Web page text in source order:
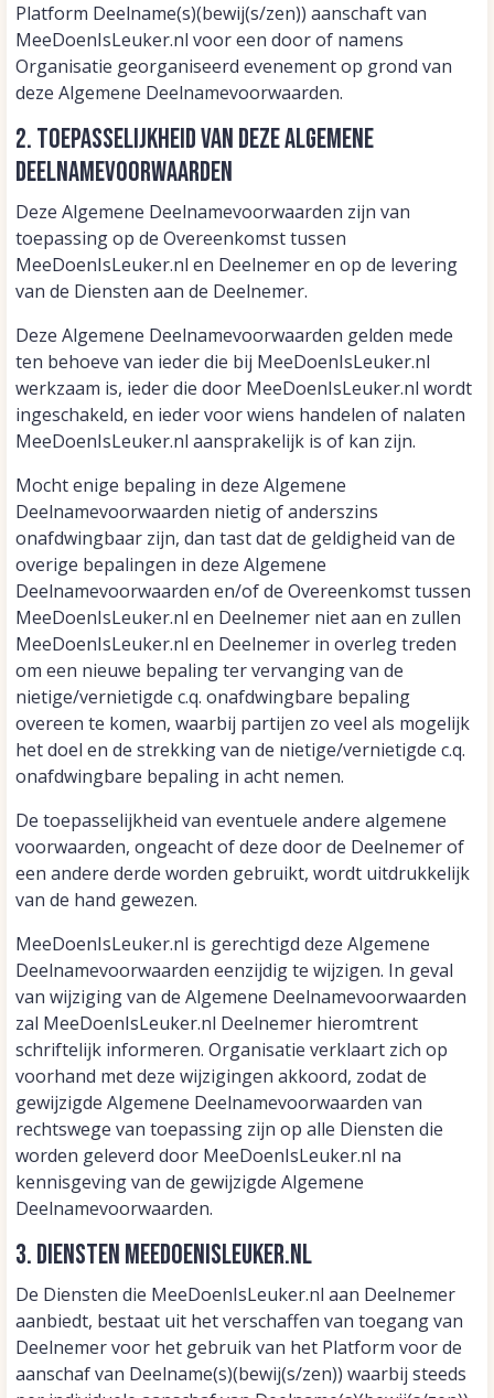
Platform Deelname(s)(bewij(s/zen)) aanschaft van
MeeDoenIsLeuker.nl voor een door of namens
Organisatie georganiseerd evenement op grond van
deze Algemene Deelnamevoorwaarden.
2. Toepasselijkheid van deze Algemene
Deelnamevoorwaarden
Deze Algemene Deelnamevoorwaarden zijn van
toepassing op de Overeenkomst tussen
MeeDoenIsLeuker.nl en Deelnemer en op de levering
van de Diensten aan de Deelnemer.
Deze Algemene Deelnamevoorwaarden gelden mede
ten behoeve van ieder die bij MeeDoenIsLeuker.nl
werkzaam is, ieder die door MeeDoenIsLeuker.nl wordt
ingeschakeld, en ieder voor wiens handelen of nalaten
MeeDoenIsLeuker.nl aansprakelijk is of kan zijn.
Mocht enige bepaling in deze Algemene
Deelnamevoorwaarden nietig of anderszins
onafdwingbaar zijn, dan tast dat de geldigheid van de
overige bepalingen in deze Algemene
Deelnamevoorwaarden en/of de Overeenkomst tussen
MeeDoenIsLeuker.nl en Deelnemer niet aan en zullen
MeeDoenIsLeuker.nl en Deelnemer in overleg treden
om een nieuwe bepaling ter vervanging van de
nietige/vernietigde c.q. onafdwingbare bepaling
overeen te komen, waarbij partijen zo veel als mogelijk
het doel en de strekking van de nietige/vernietigde c.q.
onafdwingbare bepaling in acht nemen.
De toepasselijkheid van eventuele andere algemene
voorwaarden, ongeacht of deze door de Deelnemer of
een andere derde worden gebruikt, wordt uitdrukkelijk
van de hand gewezen.
MeeDoenIsLeuker.nl is gerechtigd deze Algemene
Deelnamevoorwaarden eenzijdig te wijzigen. In geval
van wijziging van de Algemene Deelnamevoorwaarden
zal MeeDoenIsLeuker.nl Deelnemer hieromtrent
schriftelijk informeren. Organisatie verklaart zich op
voorhand met deze wijzigingen akkoord, zodat de
gewijzigde Algemene Deelnamevoorwaarden van
rechtswege van toepassing zijn op alle Diensten die
worden geleverd door MeeDoenIsLeuker.nl na
kennisgeving van de gewijzigde Algemene
Deelnamevoorwaarden.
3. Diensten MeeDoenIsLeuker.nl
De Diensten die MeeDoenIsLeuker.nl aan Deelnemer
aanbiedt, bestaat uit het verschaffen van toegang van
Deelnemer voor het gebruik van het Platform voor de
aanschaf van Deelname(s)(bewij(s/zen)) waarbij steeds